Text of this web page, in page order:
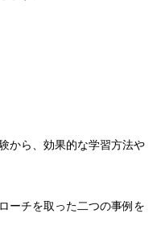
から、効果的な学習方法や
ーチを取った二つの事例を